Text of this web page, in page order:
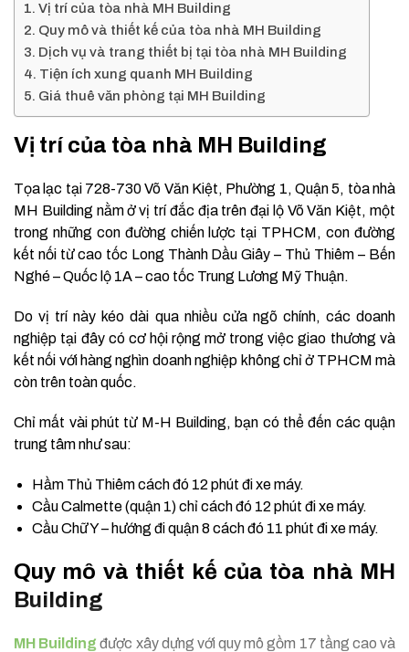
Vị trí của tòa nhà MH Building
Quy mô và thiết kế của tòa nhà MH Building
Dịch vụ và trang thiết bị tại tòa nhà MH Building
Tiện ích xung quanh MH Building
Giá thuê văn phòng tại MH Building
Vị trí của tòa nhà MH Building
Tọa lạc tại 728-730 Võ Văn Kiệt, Phường 1, Quận 5, tòa nhà
MH Building nằm ở vị trí đắc địa trên đại lộ Võ Văn Kiệt, một
trong những con đường chiến lược tại TPHCM, con đường
kết nối từ cao tốc Long Thành Dầu Giây – Thủ Thiêm – Bến
Nghé – Quốc lộ 1A – cao tốc Trung Lương Mỹ Thuận.
Do vị trí này kéo dài qua nhiều cửa ngõ chính, các doanh
nghiệp tại đây có cơ hội rộng mở trong việc giao thương và
kết nối với hàng nghìn doanh nghiệp không chỉ ở TPHCM mà
còn trên toàn quốc.
Chỉ mất vài phút từ M-H Building, bạn có thể đến các quận
trung tâm như sau:
Hầm Thủ Thiêm cách đó 12 phút đi xe máy.
Cầu Calmette (quận 1) chỉ cách đó 12 phút đi xe máy.
Cầu Chữ Y – hướng đi quận 8 cách đó 11 phút đi xe máy.
Quy mô và thiết kế của tòa nhà MH
Building
MH Building được xây dựng với quy mô gồm 17 tầng cao và